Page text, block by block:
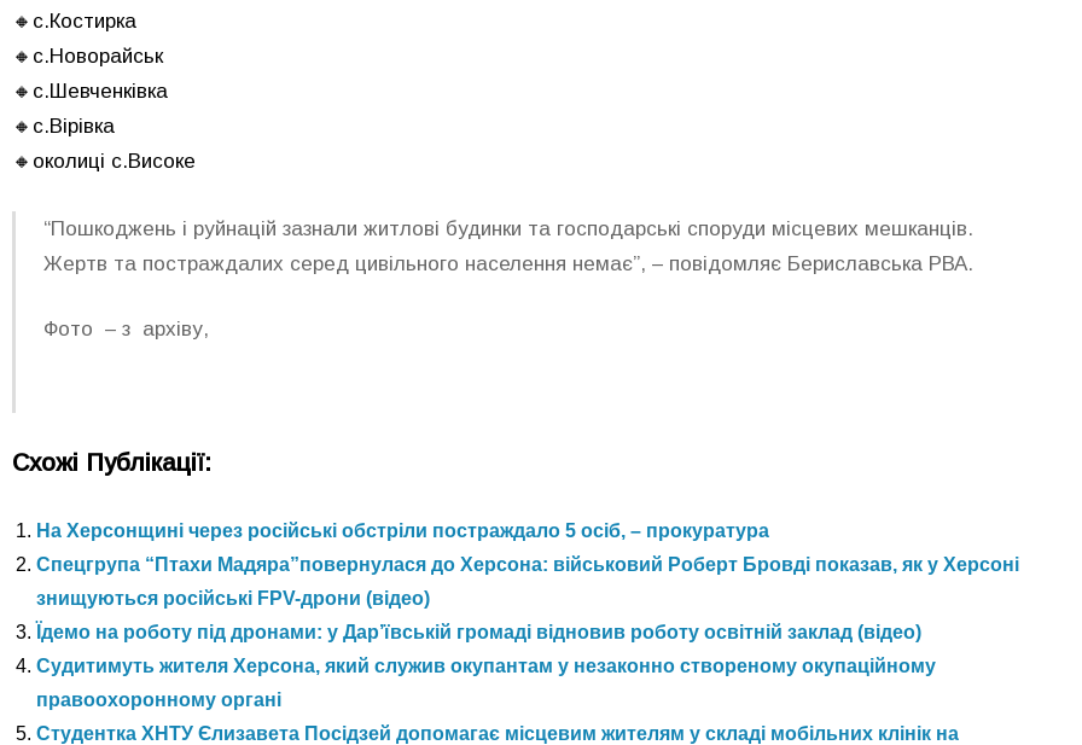
🔸с.Костирка
🔸с.Новорайськ
🔸с.Шевченківка
🔸с.Вірівка
🔸околиці с.Високе
“Пошкоджень і руйнацій зазнали житлові будинки та господарські споруди місцевих мешканців.
Жертв та постраждалих серед цивільного населення немає”, – повідомляє Бериславська РВА.
Фото – з архіву,
Схожі Публікації:
На Херсонщині через російські обстріли постраждало 5 осіб, – прокуратура
Спецгрупа “Птахи Мадяра”повернулася до Херсона: військовий Роберт Бровді показав, як у Херсоні
знищуються російські FPV-дрони (відео)
Їдемо на роботу під дронами: у Дар’ївській громаді відновив роботу освітній заклад (відео)
Судитимуть жителя Херсона, який служив окупантам у незаконно створеному окупаційному
правоохоронному органі
Студентка ХНТУ Єлизавета Посідзей допомагає місцевим жителям у складі мобільних клінік на